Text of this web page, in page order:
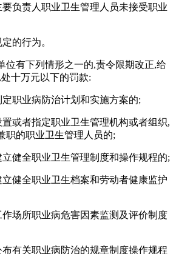
负责人职业卫生管理人员未接受职业
的行为。
位有下列情形之一的,责令限期改正,给
十万元以下的罚款:
职业病防治计划和实施方案的;
或者指定职业卫生管理机构或者组织,
职的职业卫生管理人员的;
健全职业卫生管理制度和操作规程的;
健全职业卫生档案和劳动者健康监护
场所职业病危害因素监测及评价制度
有关职业病防治的规章制度操作规程